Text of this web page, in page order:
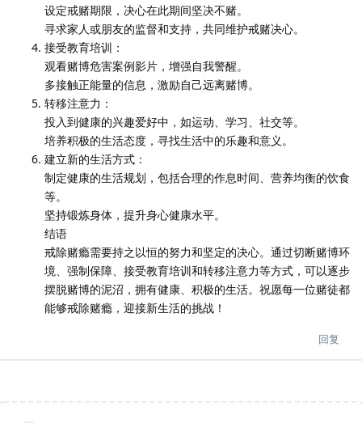
设定戒赌期限，决心在此期间坚决不赌。
寻求家人或朋友的监督和支持，共同维护戒赌决心。
接受教育培训：
观看赌博危害案例影片，增强自我警醒。
多接触正能量的信息，激励自己远离赌博。
转移注意力：
投入到健康的兴趣爱好中，如运动、学习、社交等。
培养积极的生活态度，寻找生活中的乐趣和意义。
建立新的生活方式：
制定健康的生活规划，包括合理的作息时间、营养均衡的饮食
等。
坚持锻炼身体，提升身心健康水平。
结语
戒除赌瘾需要持之以恒的努力和坚定的决心。通过切断赌博环
境、强制保障、接受教育培训和转移注意力等方式，可以逐步
摆脱赌博的泥沼，拥有健康、积极的生活。祝愿每一位赌徒都
能够戒除赌瘾，迎接新生活的挑战！
回复